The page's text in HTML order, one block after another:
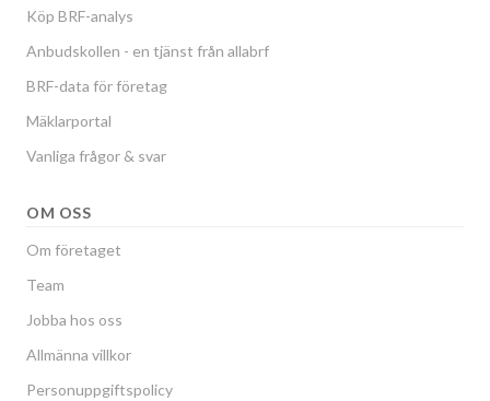
Köp BRF-analys
Anbudskollen - en tjänst från allabrf
BRF-data för företag
Mäklarportal
Vanliga frågor & svar
OM OSS
Om företaget
Team
Jobba hos oss
Allmänna villkor
Personuppgiftspolicy